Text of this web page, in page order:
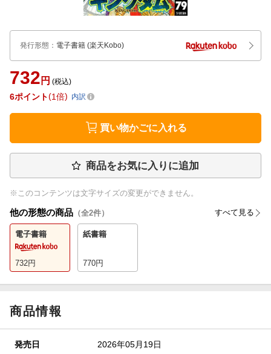
発行形態 ： 電子書籍 (楽天Kobo)
732 円 (税込)
6ポイント 1倍 内訳
買い物かごに入れる
商品をお気に入りに追加
※このコンテンツは文字サイズの変更ができません。
他の形態の商品 （全2件） すべて見る
電子書籍
732円
紙書籍
770円
商品情報
発売日 2026年05月19日